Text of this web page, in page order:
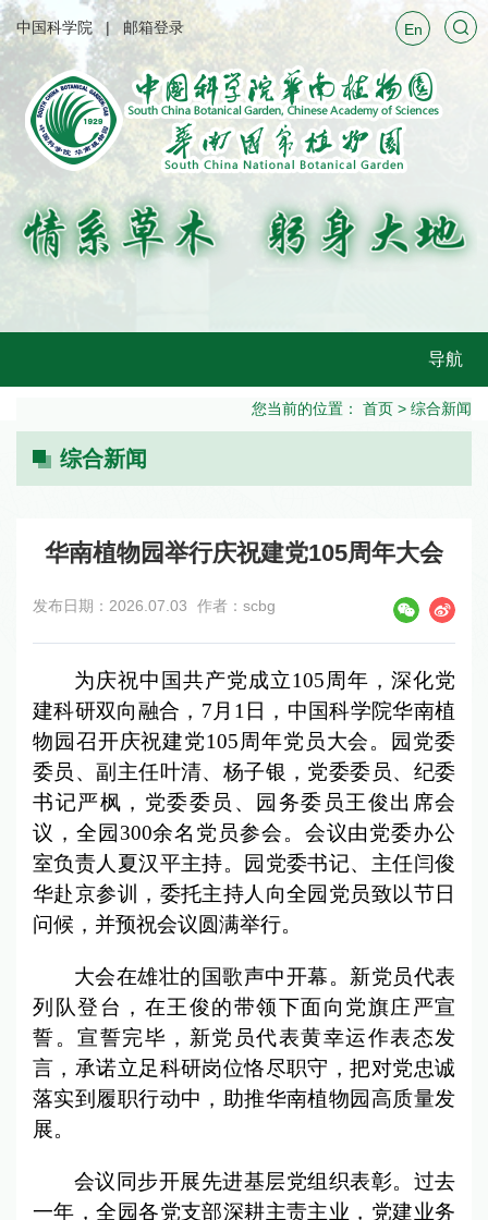
中国科学院 邮箱登录 En
导航
您当前的位置： 首页 > 综合新闻
综合新闻
华南植物园举行庆祝建党105周年大会
发布日期：2026.07.03 作者：scbg
为庆祝中国共产党成立105周年，深化党
建科研双向融合，7月1日，中国科学院华南植
物园召开庆祝建党105周年党员大会。园党委
委员、副主任叶清、杨子银，党委委员、纪委
书记严枫，党委委员、园务委员王俊出席会
议，全园300余名党员参会。会议由党委办公
室负责人夏汉平主持。园党委书记、主任闫俊
华赴京参训，委托主持人向全园党员致以节日
问候，并预祝会议圆满举行。
大会在雄壮的国歌声中开幕。新党员代表
列队登台，在王俊的带领下面向党旗庄严宣
誓。宣誓完毕，新党员代表黄幸运作表态发
言，承诺立足科研岗位恪尽职守，把对党忠诚
落实到履职行动中，助推华南植物园高质量发
展。
会议同步开展先进基层党组织表彰。过去
一年，全园各党支部深耕主责主业，党建业务